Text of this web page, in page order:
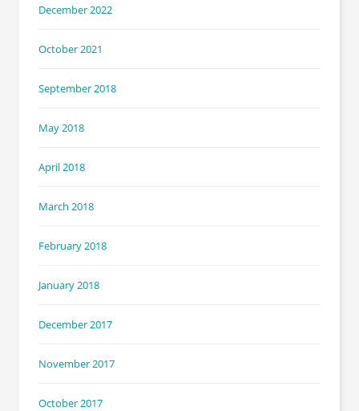
December 2022
October 2021
September 2018
May 2018
April 2018
March 2018
February 2018
January 2018
December 2017
November 2017
October 2017